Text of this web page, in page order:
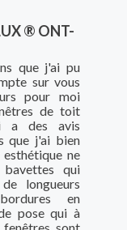
® ONT-
que j'ai pu
sur vous
pour moi
de toit
a des avis
que j'ai bien
ne
qui
longueurs
en
pose qui à